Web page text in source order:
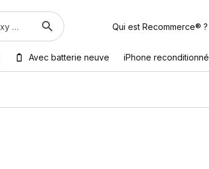
Qui est Recommerce® ?
Avec batterie neuve iPhone reconditionné